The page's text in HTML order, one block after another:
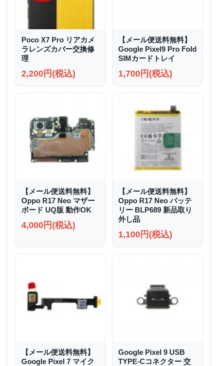
Poco X7 Pro リアカメ
ラレンズカバー交換修
理
2,200円(税込)
【メール便送料無料】
Google Pixel9 Pro Fold
SIMカードトレイ
1,700円(税込)
【メール便送料無料】
Oppo R17 Neo マザー
ボード UQ版 動作OK
4,000円(税込)
【メール便送料無料】
Oppo R17 Neo バッテ
リー BLP689 新品取り
外し品
1,100円(税込)
【メール便送料無料】
Google Pixel 7 マイク
Google Pixel 9 USB
TYPE-Cコネクター 交